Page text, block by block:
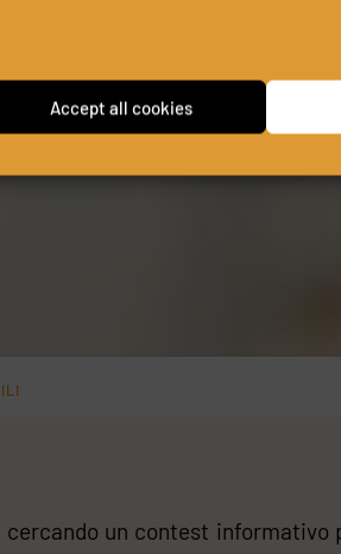
Accept all cookies
cercando un contest